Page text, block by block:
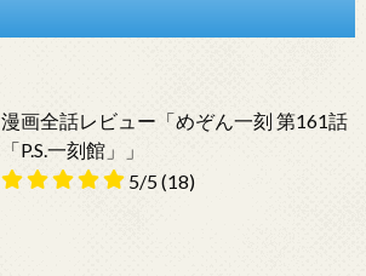
漫画全話レビュー「めぞん一刻 第161話
「P.S.一刻館」」
5/5(18)